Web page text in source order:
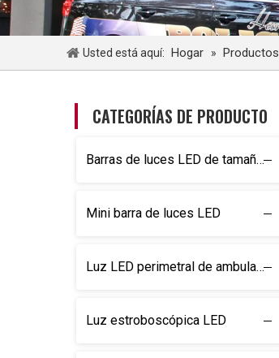
Usted está aquí: Hogar » Productos
CATEGORÍAS DE PRODUCTO
Barras de luces LED de tamaño completo
Mini barra de luces LED
Luz LED perimetral de ambulancia
Luz estroboscópica LED